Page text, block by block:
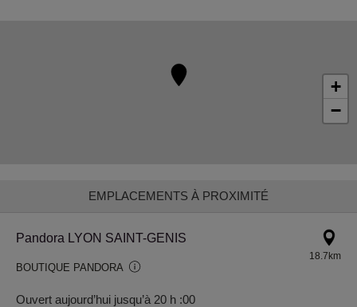
+
−
EMPLACEMENTS À PROXIMITÉ
Pandora LYON SAINT-GENIS
BOUTIQUE PANDORA
Ouvert aujourd’hui jusqu’à 20 h :00
18.7km